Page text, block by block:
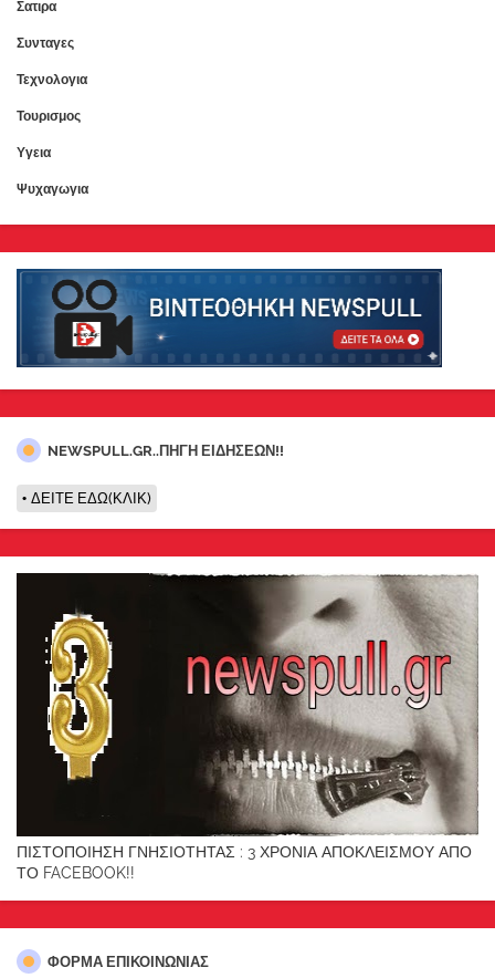
Σατιρα
Συνταγες
Τεχνολογια
Τουρισμος
Υγεια
Ψυχαγωγια
NEWSPULL.GR..ΠΗΓΗ ΕΙΔΗΣΕΩΝ!!
ΔΕΙΤΕ ΕΔΩ(ΚΛΙΚ)
ΠΙΣΤΟΠΟΙΗΣΗ ΓΝΗΣΙΟΤΗΤΑΣ : 3 ΧΡΟΝΙΑ ΑΠΟΚΛΕΙΣΜΟΥ ΑΠΟ
ΤΟ FACEBOOK!!
ΦΌΡΜΑ ΕΠΙΚΟΙΝΩΝΊΑΣ